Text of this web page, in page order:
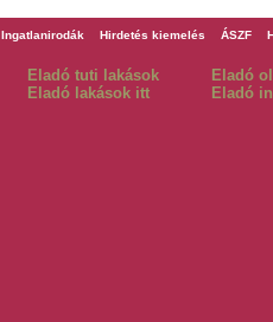
Ingatlanirodák Hirdetés kiemelés ÁSZF
Eladó tuti lakások
Eladó
Eladó lakások itt Eladó